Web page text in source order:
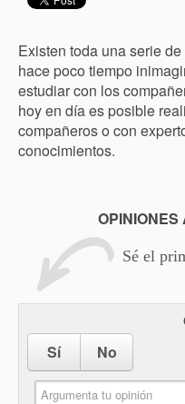
Existen toda una serie
hace poco tiempo
estudiar con los
hoy en día es posible
compañeros o con
conocimientos.
OPINIONES
Sé el
Sí No